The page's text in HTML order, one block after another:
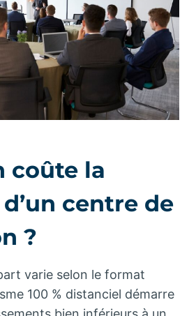
coûte la
centre de
?
varie selon le format
100 % distanciel démarre